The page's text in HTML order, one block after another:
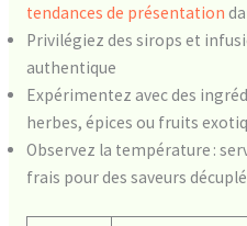
tendances de présentation
Privilégiez des sirops et
authentique
Expérimentez avec des
herbes, épices ou fruits
Observez la température :
frais pour des saveurs